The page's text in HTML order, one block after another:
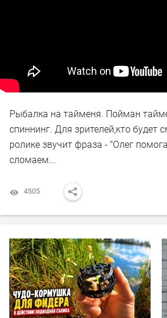
Рыбалка на тайменя. Пойман
спиннинг. Для зрителей,кто будет
ролике звучит фраза - "Олег
сломаем...
4505